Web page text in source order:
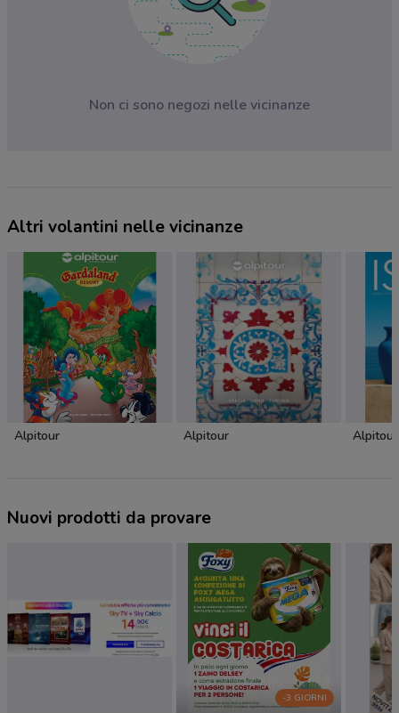
Non ci sono negozi nelle vicinanze
Altri volantini nelle vicinanze
Alpitour Alpitour Alpitour
Nuovi prodotti da provare
-3 GIORNI